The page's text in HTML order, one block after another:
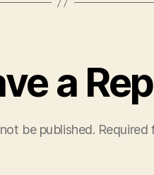
a
be published. Required